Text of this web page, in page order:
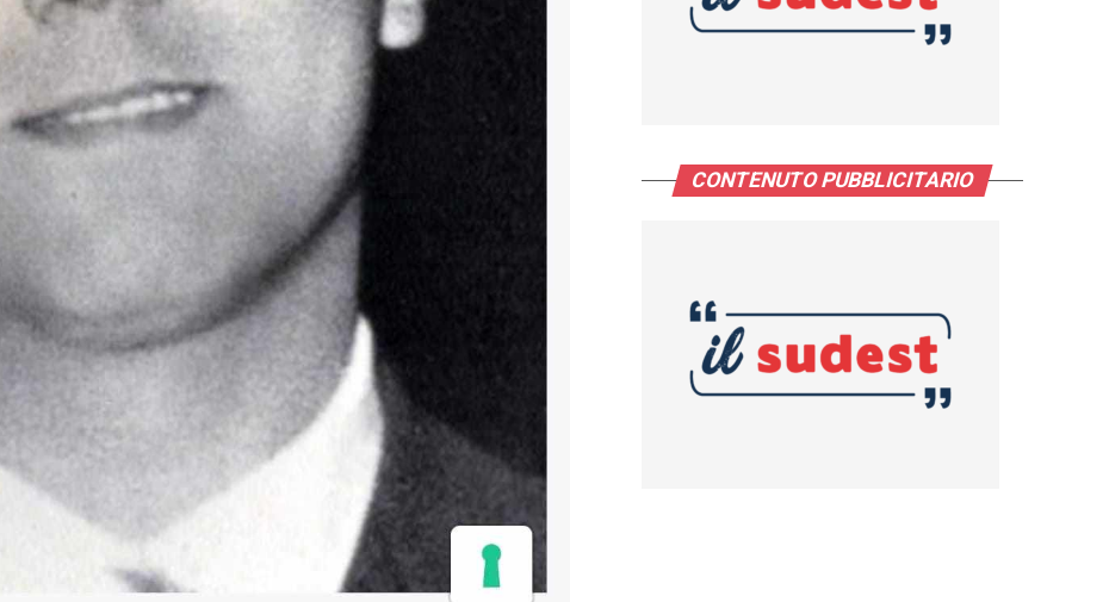
CONTENUTO PUBBLICITARIO